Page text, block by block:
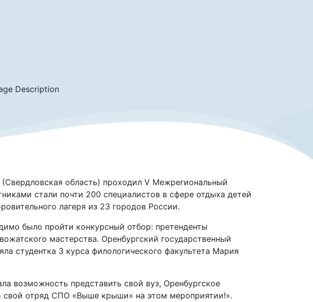
область) проходил V Межрегиональный
стали почти 200 специалистов в сфере отдыха детей
лагеря из 23 городов России.
было пройти конкурсный отбор: претенденты
мастерства. Оренбургский государственный
студентка 3 курса филологического факультета Мария
возможность представить свой вуз, Оренбургское
отряд СПО «Выше крыши» на этом мероприятии!».